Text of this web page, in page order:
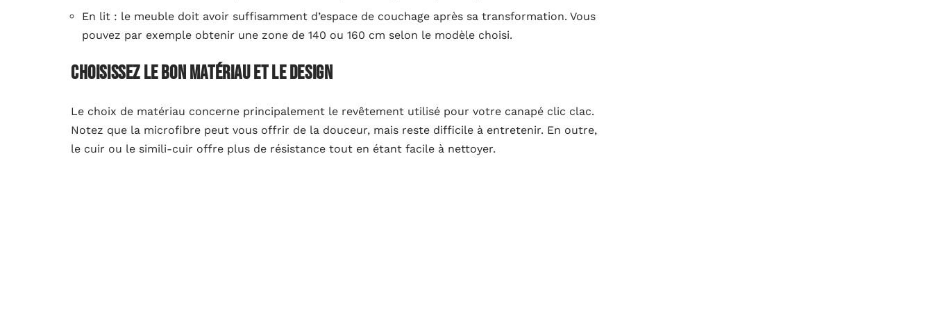
En lit : le meuble doit avoir suffisamment d’espace de couchage après sa transformation. Vous
pouvez par exemple obtenir une zone de 140 ou 160 cm selon le modèle choisi.
Choisissez le bon matériau et le design
Le choix de matériau concerne principalement le revêtement utilisé pour votre canapé clic clac.
Notez que la microfibre peut vous offrir de la douceur, mais reste difficile à entretenir. En outre,
le cuir ou le simili-cuir offre plus de résistance tout en étant facile à nettoyer.